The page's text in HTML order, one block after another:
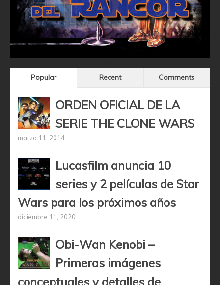
Popular Recent Comments
ORDEN OFICIAL DE LA
SERIE THE CLONE WARS
marzo 11, 2014
Lucasfilm anuncia 10
series y 2 películas de Star
Wars para los próximos años
diciembre 11, 2020
Obi-Wan Kenobi –
Primeras imágenes
conceptuales y detalles de